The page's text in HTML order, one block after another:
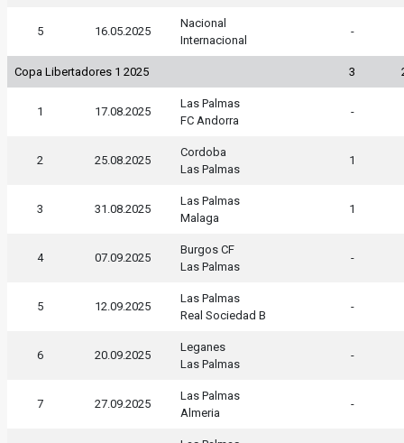
5 16.05.2025
Nacional
Internacional
-
Copa Libertadores 1 2025 3
1 17.08.2025
Las Palmas
FC Andorra
-
2 25.08.2025
Cordoba
Las Palmas
1
3 31.08.2025
Las Palmas
Malaga
1
4 07.09.2025
Burgos CF
Las Palmas
-
5 12.09.2025
Las Palmas
Real Sociedad B
-
6 20.09.2025
Leganes
Las Palmas
-
7 27.09.2025
Las Palmas
Almeria
-